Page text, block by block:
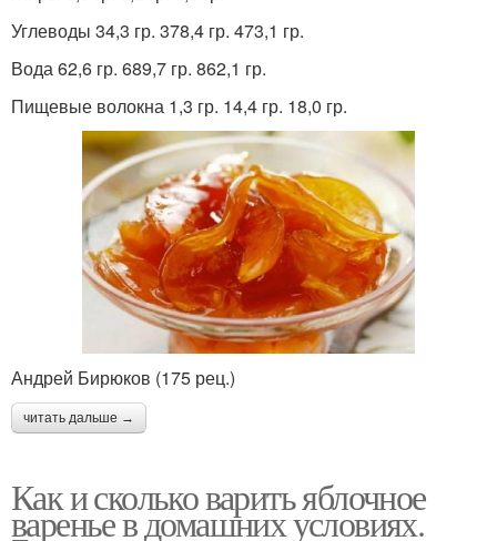
Углеводы 34,3 гр. 378,4 гр. 473,1 гр.
Вода 62,6 гр. 689,7 гр. 862,1 гр.
Пищевые волокна 1,3 гр. 14,4 гр. 18,0 гр.
Андрей Бирюков (175 рец.)
читать дальше →
Как и сколько варить яблочное
варенье в домашних условиях.